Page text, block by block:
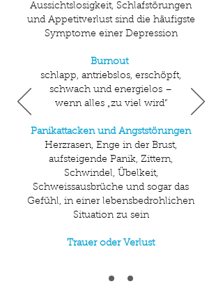
Aussichtslosigkeit, Schlafstörungen
und Appetitverlust sind die häufigste
Symptome einer Depression
Burnout
schlapp, antriebslos, erschöpft,
schwach und energielos –
wenn alles „zu viel wird“
Panikattacken und Angststörungen
Herzrasen, Enge in der Brust,
aufsteigende Panik, Zittern,
Schwindel, Übelkeit,
Schweissausbrüche und sogar das
Gefühl, in einer lebensbedrohlichen
Situation zu sein
Trauer oder Verlust